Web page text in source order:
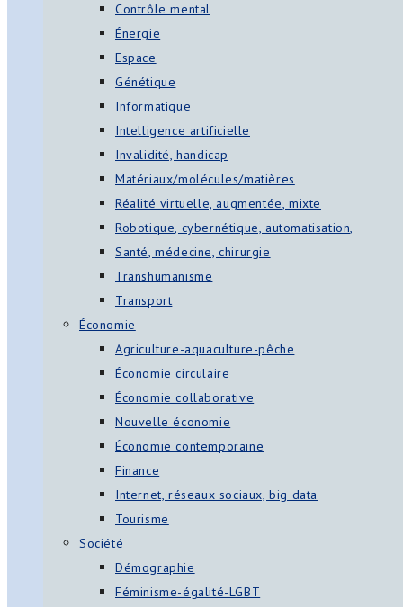
Contrôle mental
Énergie
Espace
Génétique
Informatique
Intelligence artificielle
Invalidité, handicap
Matériaux/molécules/matières
Réalité virtuelle, augmentée, mixte
Robotique, cybernétique, automatisation,
Santé, médecine, chirurgie
Transhumanisme
Transport
Économie
Agriculture-aquaculture-pêche
Économie circulaire
Économie collaborative
Nouvelle économie
Économie contemporaine
Finance
Internet, réseaux sociaux, big data
Tourisme
Société
Démographie
Féminisme-égalité-LGBT